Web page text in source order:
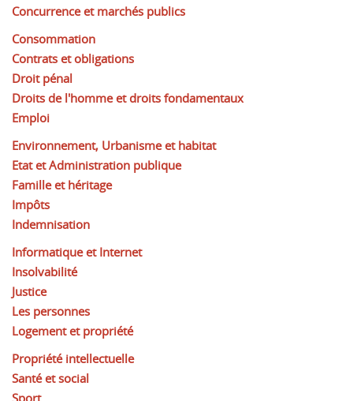
Concurrence et marchés publics
Consommation
Contrats et obligations
Droit pénal
Droits de l'homme et droits fondamentaux
Emploi
Environnement, Urbanisme et habitat
Etat et Administration publique
Famille et héritage
Impôts
Indemnisation
Informatique et Internet
Insolvabilité
Justice
Les personnes
Logement et propriété
Propriété intellectuelle
Santé et social
Sport